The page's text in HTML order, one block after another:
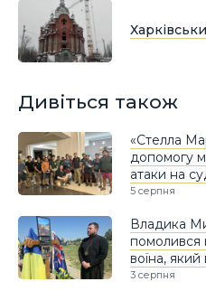
Дивіться також
«Стелла
допомогу
атаки на
5 серпня
Владика
помолився
воїна,
3 серпня